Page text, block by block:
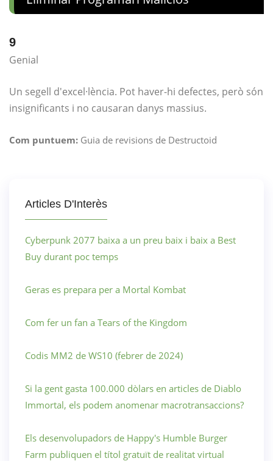
9
Genial
Un segell d'excel·lència. Pot haver-hi defectes, però són
insignificants i no causaran danys massius.
Com puntuem: Guia de revisions de Destructoid
Articles D'Interès
Cyberpunk 2077 baixa a un preu baix i baix a Best
Buy durant poc temps
Geras es prepara per a Mortal Kombat
Com fer un fan a Tears of the Kingdom
Codis MM2 de WS10 (febrer de 2024)
Si la gent gasta 100.000 dòlars en articles de Diablo
Immortal, els podem anomenar macrotransaccions?
Els desenvolupadors de Happy's Humble Burger
Farm publiquen el títol gratuït de realitat virtual